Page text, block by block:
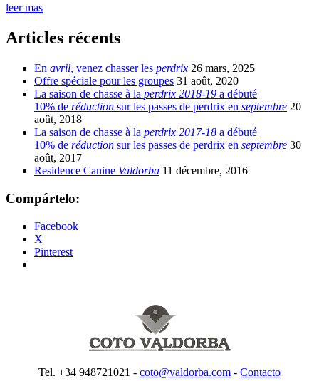
leer mas
Articles récents
En avril, venez chasser les perdrix 26 mars, 2025
Offre spéciale pour les groupes 31 août, 2020
La saison de chasse à la perdrix 2018-19 a débuté
10% de réduction sur les passes de perdrix en septembre 20
août, 2018
La saison de chasse à la perdrix 2017-18 a débuté
10% de réduction sur les passes de perdrix en septembre 30
août, 2017
Residence Canine Valdorba 11 décembre, 2016
Compártelo:
Facebook
X
Pinterest
Tel. +34 948721021 - coto@valdorba.com - Contacto